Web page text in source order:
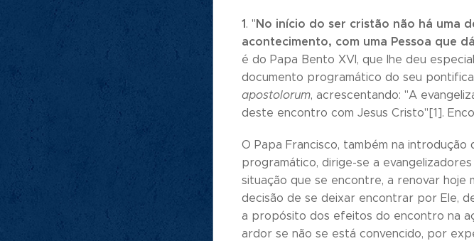
1. "No início do ser cristão não há uma
acontecimento, com uma Pessoa que
é do Papa Bento XVI, que lhe deu
documento programático do seu
apostolorum, acrescentando: "A
deste encontro com Jesus Cristo"[1].
O Papa Francisco, também na
programático, dirige-se a
situação que se encontre, a renovar hoje
decisão de se deixar encontrar por Ele,
a propósito dos efeitos do encontro na
ardor se não se está convencido, por